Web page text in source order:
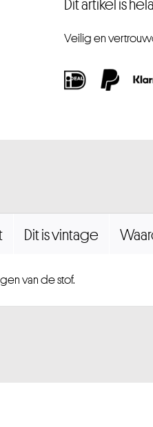
Dit artikel is
Veilig en
Dit is vintage
van de stof.